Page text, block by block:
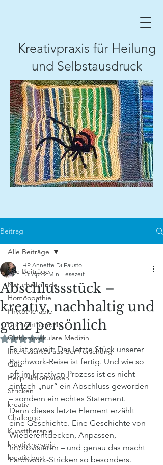
Kreativpraxis für Heilung
und Selbstausdruck
Beitrag
Alle Beiträge
Naturheilkunde
Homöopathie
Phytotherapie
Hormontherapie
Orthomolekulare Medizin
Interessantes aus der Forschung
Quiz
Heilpraktikerwissen
Stricken
kreativ
Challenge
Kunsttherapie
kreativtherapie
kreativ-bus
Alle Beiträge
Abschlussstück –
kreativ, nachhaltig und
ganz persönlich
HP Annette Di Fausto
13. Apr. 2 Min. Lesezeit
Mit NaN von 5 Sternen bewertet.
Es ist soweit: Das letzte Stück unserer
Patchwork-Reise ist fertig. Und wie so
oft im kreativen Prozess ist es nicht
einfach „nur“ ein Abschluss geworden
– sondern ein echtes Statement.
Denn dieses letzte Element erzählt
eine Geschichte. Eine Geschichte von
Wiederentdecken, Anpassen,
Improvisieren – und genau das macht
Patchwork-Stricken so besonders.